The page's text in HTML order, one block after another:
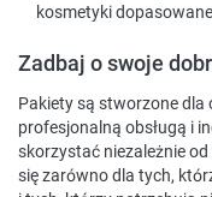
kosmetyki
Zadbaj o swoje
Pakiety są stworzone dla
profesjonalną obsługą i
skorzystać niezależnie
się zarówno dla tych,